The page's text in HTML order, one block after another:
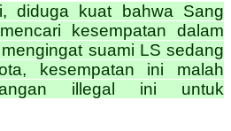
diduga kuat bahwa Sang
kesempatan dalam
suami LS sedang
kesempatan ini malah
illegal ini untuk